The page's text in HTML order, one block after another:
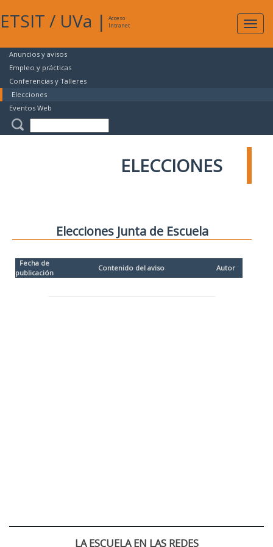
ETSIT / UVa |
Acceso
Intranet
Anuncios y avisos
Empleo y prácticas
Conferencias y Talleres
Elecciones
Eventos Web
ELECCIONES
Elecciones Junta de Escuela
Fecha de
publicación
Contenido del aviso Autor
LA ESCUELA EN LAS REDES